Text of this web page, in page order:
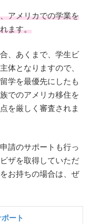
アメリカでの学業を
ます。
、あくまで、学生ビ
体となりますので、
学を最優先にしたも
でのアメリカ移住を
を厳しく審査されま
請のサポートも行っ
ザを取得していただ
お持ちの場合は、ぜ
ート